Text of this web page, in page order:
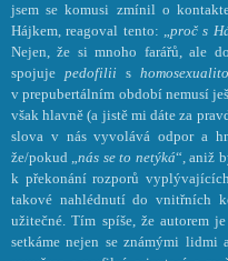
jsem se komusi zmínil o
Hájkem, reagoval tento: „proč s
Nejen, že si mnoho farářů, ale
spojuje pedofilii s
v prepubertálním období nemusí
však hlavně (a jistě mi dáte za
slova v nás vyvolává odpor a
že/pokud „nás se to netýká“, aniž
k překonání rozporů
takové nahlédnutí do vnitřních
užitečné. Tím spíše, že autorem je
setkáme nejen se známými lidmi